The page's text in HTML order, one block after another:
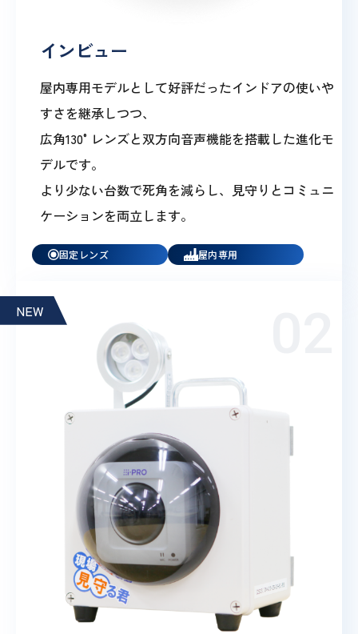
インビュー
屋内専用モデルとして好評だったインドアの使いや
すさを継承しつつ、
広角130°レンズと双方向音声機能を搭載した進化モ
デルです。
より少ない台数で死角を減らし、見守りとコミュニ
ケーションを両立します。
固定レンズ 屋内専用
NEW